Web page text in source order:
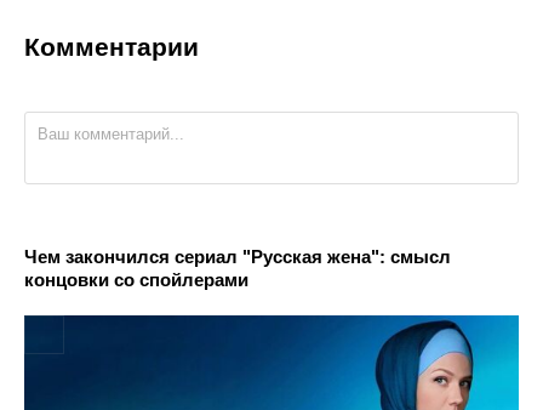
Комментарии
Чем закончился сериал "Русская жена": смысл
концовки со спойлерами